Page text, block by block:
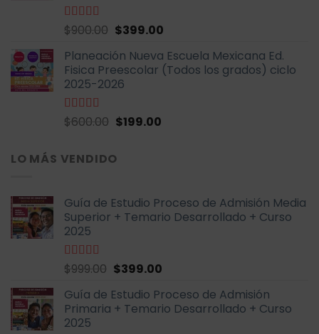
Valorado
5
$900.00 El
original
era:
$900.00.
$399.00El
actual
es:
Planeación Nueva Escuela Mexicana Ed.
Fisica Preescolar (Todos los grados) ciclo
2025-2026
Valorado
$600.00 El
era:
$199.00El
LO MÁS VENDIDO
Guía de Estudio Proceso de Admisión Media
Superior + Temario Desarrollado + Curso
2025
Valorado
5
$999.00 El
original
era:
$399.00El
actual
es:
Guía de Estudio Proceso de Admisión
Primaria + Temario Desarrollado + Curso
2025